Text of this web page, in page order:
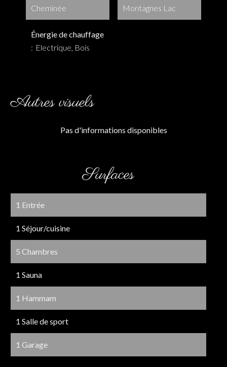
Cheminée
Énergie de chauffage
Electrique, Bois
Montagnes Lac
Autres visuels
Pas d'informations disponibles
Surfaces
1 Entrée
1 Séjour/cuisine
5 Chambres
1 Sauna
1 Hammam
1 Salle de sport
1 Garage